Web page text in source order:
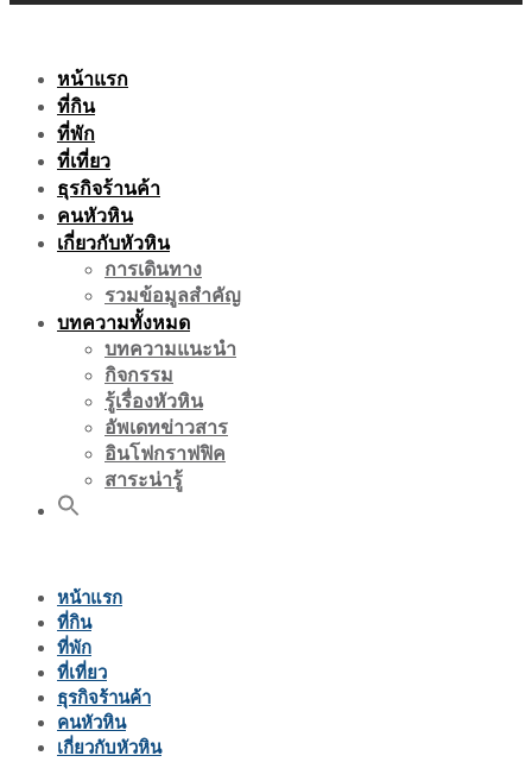
หน้าแรก
ที่กิน
ที่พัก
ที่เที่ยว
ธุรกิจร้านค้า
คนหัวหิน
เกี่ยวกับหัวหิน
การเดินทาง
รวมข้อมูลสำคัญ
บทความทั้งหมด
บทความแนะนำ
กิจกรรม
รู้เรื่องหัวหิน
อัพเดทข่าวสาร
อินโฟกราฟฟิค
สาระน่ารู้
หน้าแรก
ที่กิน
ที่พัก
ที่เที่ยว
ธุรกิจร้านค้า
คนหัวหิน
เกี่ยวกับหัวหิน